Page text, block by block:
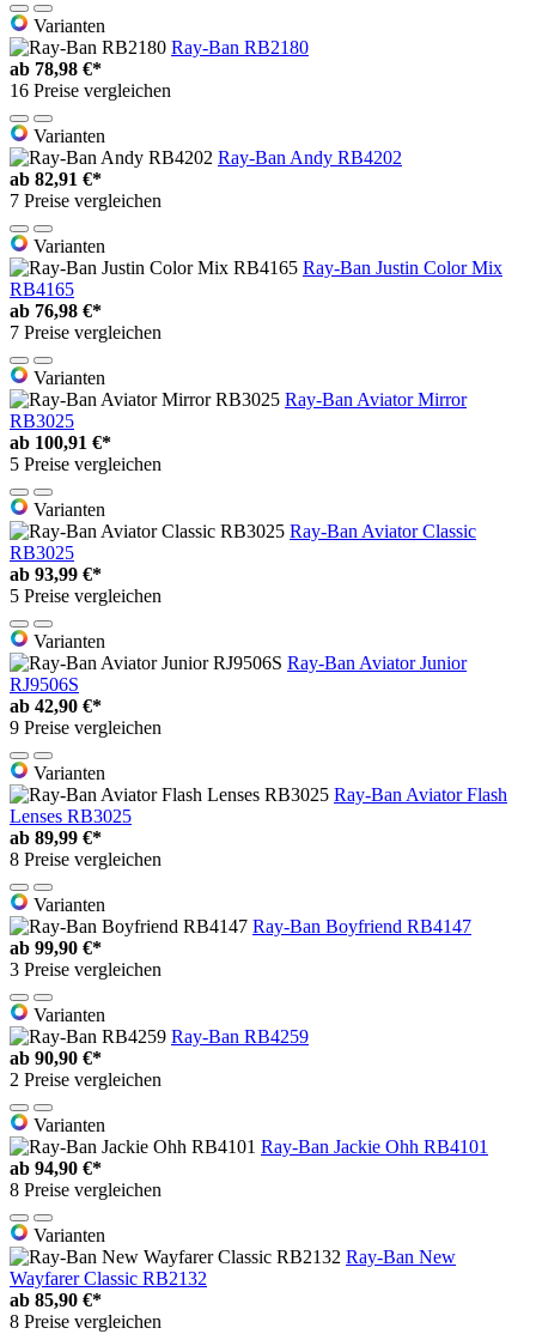
Varianten
Ray-Ban RB2180
ab 78,98 €*
16 Preise vergleichen
Varianten
Ray-Ban Andy RB4202
ab 82,91 €*
7 Preise vergleichen
Varianten
Ray-Ban Justin Color Mix
RB4165
ab 76,98 €*
7 Preise vergleichen
Varianten
Ray-Ban Aviator Mirror
RB3025
ab 100,91 €*
5 Preise vergleichen
Varianten
Ray-Ban Aviator Classic
RB3025
ab 93,99 €*
5 Preise vergleichen
Varianten
Ray-Ban Aviator Junior
RJ9506S
ab 42,90 €*
9 Preise vergleichen
Varianten
Ray-Ban Aviator Flash
Lenses RB3025
ab 89,99 €*
8 Preise vergleichen
Varianten
Ray-Ban Boyfriend RB4147
ab 99,90 €*
3 Preise vergleichen
Varianten
Ray-Ban RB4259
ab 90,90 €*
2 Preise vergleichen
Varianten
Ray-Ban Jackie Ohh RB4101
ab 94,90 €*
8 Preise vergleichen
Varianten
Ray-Ban New
Wayfarer Classic RB2132
ab 85,90 €*
8 Preise vergleichen